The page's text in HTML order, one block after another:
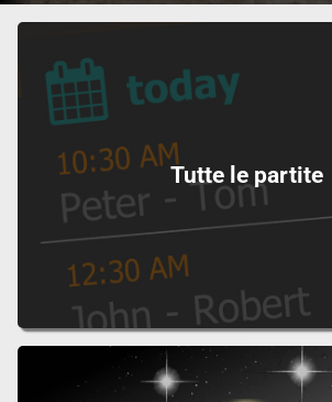
Tutte le partite